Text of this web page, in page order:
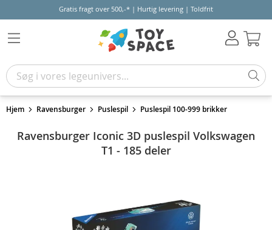
Gratis fragt over 500,-* | Hurtig levering | Toldfrit
Hjem Ravensburger Puslespil Puslespil 100-999 brikker
Ravensburger Iconic 3D puslespil Volkswagen
T1 - 185 deler